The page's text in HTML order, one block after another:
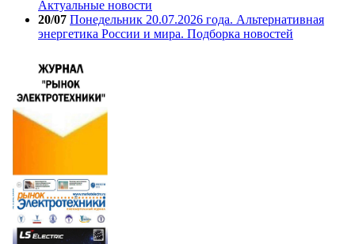
Актуальные новости
20/07 Понедельник 20.07.2026 года. Альтернативная
энергетика России и мира. Подборка новостей